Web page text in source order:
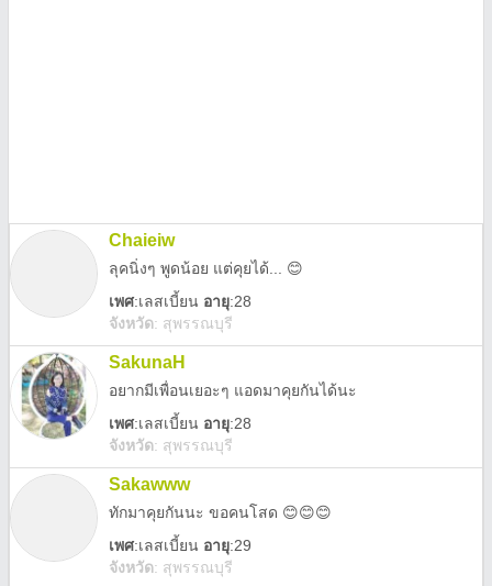
Chaieiw
ลุคนิ่งๆ พูดน้อย แต่คุยได้... 😊
เพศ:เลสเบี้ยน อายุ:28
จังหวัด: สุพรรณบุรี
SakunaH
อยากมีเพื่อนเยอะๆ แอดมาคุยกันได้นะ
เพศ:เลสเบี้ยน อายุ:28
จังหวัด: สุพรรณบุรี
Sakawww
ทักมาคุยกันนะ ขอคนโสด 😊😊😊
เพศ:เลสเบี้ยน อายุ:29
จังหวัด: สุพรรณบุรี